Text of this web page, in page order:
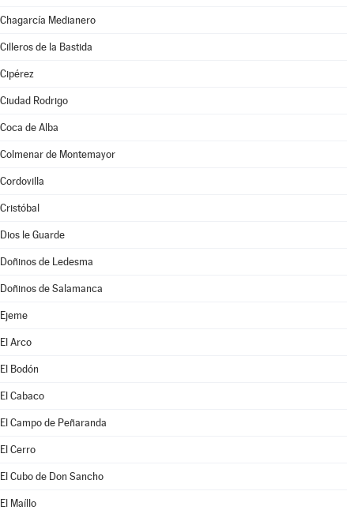
Chagarcía Medianero
Cilleros de la Bastida
Cipérez
Ciudad Rodrigo
Coca de Alba
Colmenar de Montemayor
Cordovilla
Cristóbal
Dios le Guarde
Doñinos de Ledesma
Doñinos de Salamanca
Ejeme
El Arco
El Bodón
El Cabaco
El Campo de Peñaranda
El Cerro
El Cubo de Don Sancho
El Maíllo